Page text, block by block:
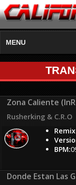
MENU
Zona Caliente
Rusherking & C.R.O
BPM:
Donde Estan Las